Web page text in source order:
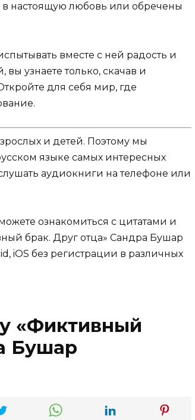
в настоящую любовь или обречены
вместе с ней радость и
узнаете только, скачав и
для себя мир, где
и детей. Поэтому мы
языке самых интересных
аудиокниги на телефоне или
ознакомиться с цитатами и
брак. Друг отца» Сандра Бушар
iOS без регистрации в различных
«Фиктивный
Бушар